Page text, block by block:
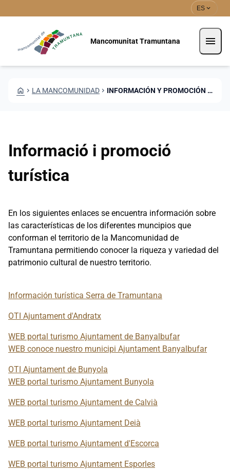
ES expand_more
Mancomunitat Tramuntana menu
HOME CHEVRON_RIGHT LA MANCOMUNIDAD CHEVRON_RIGHT INFORMACIÓN Y PROMOCIÓN TURÍSTICA
Informació i promoció
turística
En los siguientes enlaces se encuentra información sobre
las características de los diferentes muncipios que
conforman el territorio de la Mancomunidad de
Tramuntana permitiendo conocer la riqueza y variedad del
patrimonio cultural de nuestro territorio.
Información turística Serra de Tramuntana
OTI Ajuntament d'Andratx
WEB portal turismo Ajuntament de Banyalbufar
WEB conoce nuestro municipi Ajuntament Banyalbufar
OTI Ajuntament de Bunyola
WEB portal turismo Ajuntament Bunyola
WEB portal turismo Ajuntament de Calvià
WEB portal turismo Ajuntament Deià
WEB portal turismo Ajuntament d'Escorca
WEB portal turismo Ajuntament Esporles